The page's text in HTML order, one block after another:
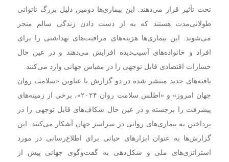
تحت تأثیر قرار می‌دهند. این بیماری‌ها دومین دلیل بزرگ ناتوانی
طولانی‌مدت هستند که به از دست دادن زندگی سالم منجر
می‌شوند. این بیماری‌ها هزینه‌های مراقبت‌های بهداشتی را برای
افراد و خانواده‌های آسیب‌دیده افزایش می‌دهند و در عین حال
خسارات اقتصادی قابل توجهی را در مقیاس جهانی وارد می‌کنند.
یافته‌های جدید منتشر شده در دو گزارش با عناوین «سلامت روان
جهان امروز» و «اطلس سلامت روان ۲۰۲۴»، برخی از زمینه‌های
پیشرفت را برجسته و در عین حال شکاف‌های قابل توجهی را در
پرداختن به بیماری‌های روانی در سراسر جهان آشکار می‌کنند. این
گزارش‌ها به عنوان ابزارهای حیاتی برای اطلاع‌رسانی در مورد
استراتژی‌های ملی و شکل‌دهی به گفت‌وگوی جهانی پیش از